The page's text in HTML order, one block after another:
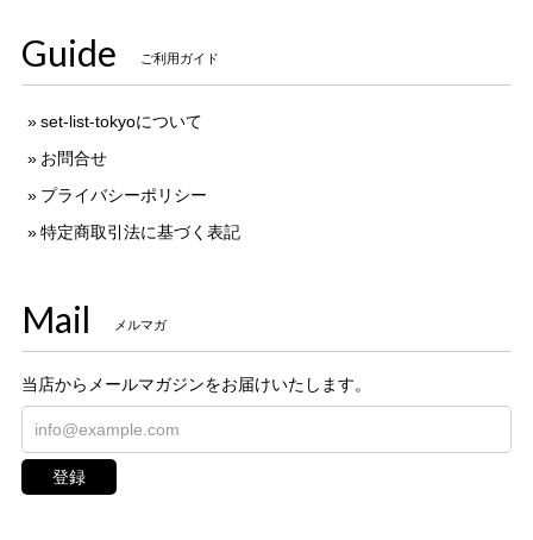
Guide ご利用ガイド
set-list-tokyoについて
お問合せ
プライバシーポリシー
特定商取引法に基づく表記
Mail メルマガ
当店からメールマガジンをお届けいたします。
登録